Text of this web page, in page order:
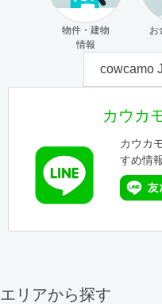
物件・建物
情報
お
cowcamo
カウカ
カウカ
すめ情
エリアから探す